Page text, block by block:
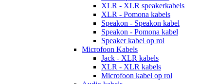
XLR - XLR speakerkabels
XLR - Pomona kabels
Speakon - Speakon kabel
Speakon - Pomona kabel
Speaker kabel op rol
Microfoon Kabels
Jack - XLR kabels
XLR - XLR kabels
Microfoon kabel op rol